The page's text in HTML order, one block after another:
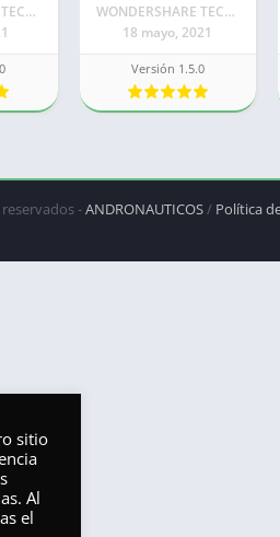
WONDERSHARE TECHNOLOGY CO. LIMITED
WONDERSHARE TECHNOLOGY CO. LIMITED
18 mayo, 2021
Versión 1.5.0
-ANDRONAUTICOS / Política
sitio
Al
el